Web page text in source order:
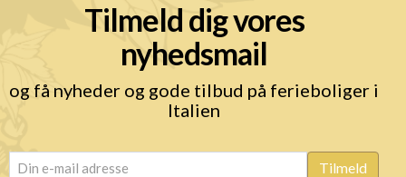
Tilmeld dig vores
nyhedsmail
og få nyheder og gode tilbud på ferieboliger i
Italien
email (Påkrævet) Tilmeld